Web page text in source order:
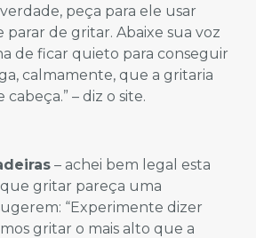
peça para ele usar
de gritar. Abaixe sua voz
de ficar quieto para conseguir
calmamente, que a gritaria
– diz o site.
– achei bem legal esta
gritar pareça uma
“Experimente dizer
gritar o mais alto que a